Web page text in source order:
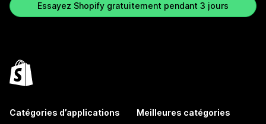
Essayez Shopify gratuitement pendant 3 jours
Catégories d’applications Meilleures catégories